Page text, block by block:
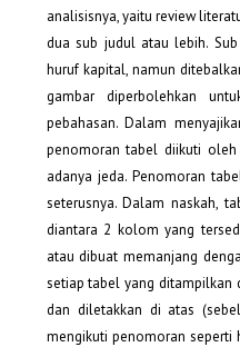
analisisnya, yaitu review
dua sub judul atau lebih.
huruf kapital, namun
gambar diperbolehkan
pebahasan. Dalam
penomoran tabel diikuti
adanya jeda. Penomoran
seterusnya. Dalam naskah,
diantara 2 kolom yang
atau dibuat memanjang
setiap tabel yang ditampilkan
dan diletakkan di atas
mengikuti penomoran